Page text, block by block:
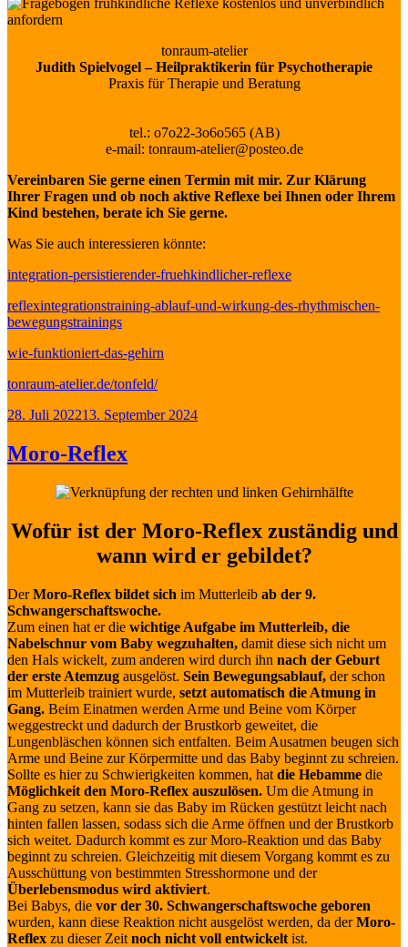
tonraum-atelier
Judith Spielvogel – Heilpraktikerin für Psychotherapie
Praxis für Therapie und Beratung
tel.: o7o22-3o6o565 (AB)
e-mail: tonraum-atelier@posteo.de
Vereinbaren Sie gerne einen Termin mit mir. Zur Klärung
Ihrer Fragen und ob noch aktive Reflexe bei Ihnen oder Ihrem
Kind bestehen, berate ich Sie gerne.
Was Sie auch interessieren könnte:
integration-persistierender-fruehkindlicher-reflexe
reflexintegrationstraining-ablauf-und-wirkung-des-rhythmischen-
bewegungstrainings
wie-funktioniert-das-gehirn
tonraum-atelier.de/tonfeld/
Veröffentlicht
28. Juli 202213. September 2024
Moro-Reflex
Wofür ist der Moro-Reflex zuständig und
wann wird er gebildet?
DerMoro-Reflex bildet sich im Mutterleib ab der 9.
Schwangerschaftswoche.
Zum einen hat er die wichtige Aufgabe im Mutterleib, die
Nabelschnur vom Baby wegzuhalten, damit diese sich nicht um
den Hals wickelt, zum anderen wird durch ihn nach der Geburt
der erste Atemzug ausgelöst. Sein Bewegungsablauf, der schon
im Mutterleib trainiert wurde, setzt automatisch die Atmung in
Gang. Beim Einatmen werden Arme und Beine vom Körper
weggestreckt und dadurch der Brustkorb geweitet, die
Lungenbläschen können sich entfalten. Beim Ausatmen beugen sich
Arme und Beine zur Körpermitte und das Baby beginnt zu schreien.
Sollte es hier zu Schwierigkeiten kommen, hat die Hebamme die
Möglichkeit den Moro-Reflex auszulösen. Um die Atmung in
Gang zu setzen, kann sie das Baby im Rücken gestützt leicht nach
hinten fallen lassen, sodass sich die Arme öffnen und der Brustkorb
sich weitet. Dadurch kommt es zur Moro-Reaktion und das Baby
beginnt zu schreien. Gleichzeitig mit diesem Vorgang kommt es zu
Ausschüttung von bestimmten Stresshormone und der
Überlebensmodus wird aktiviert.
Bei Babys, die vor der 30. Schwangerschaftswoche geboren
wurden, kann diese Reaktion nicht ausgelöst werden, da derMoro-
Reflex zu dieser Zeit noch nicht voll entwickelt ist.